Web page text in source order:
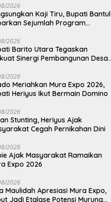
2026
Kaji Tiru, Bupati Bantul
Sejumlah Program
2026
Barito Utara Tegaskan
Sinergi Pembangunan Desa
Potensi Karhutla
2026
Meriahkan Mura Expo 2026,
Heriyus Ikut Bermain Domino
2026
Stunting, Heriyus Ajak
Cegah Pernikahan Dini
2026
Ajak Masyarakat Ramaikan
Expo 2026
2026
Maulidah Apresiasi Mura Expo,
Jadi Etalase Potensi Murung